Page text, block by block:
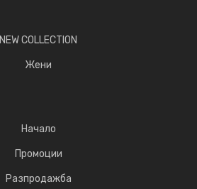
NEW COLLECTION
Жени
Начало
Промоции
Разпродажба